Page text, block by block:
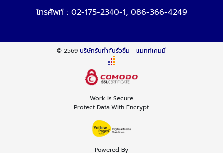
โทรศัพท์ : 02-175-2340-1, 086-366-4249
© 2569บริษัทรับทำกันรั่วซึม - แมทท์เคมมี่
Work is Secure
Protect Data With Encrypt
Powered By